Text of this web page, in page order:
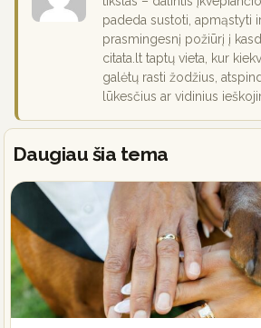
padeda sustoti, apmąstyti
prasmingesnį požiūrį į
citata.lt taptų vieta, kur
galėtų rasti žodžius,
lūkesčius ar vidinius
Daugiau šia tema